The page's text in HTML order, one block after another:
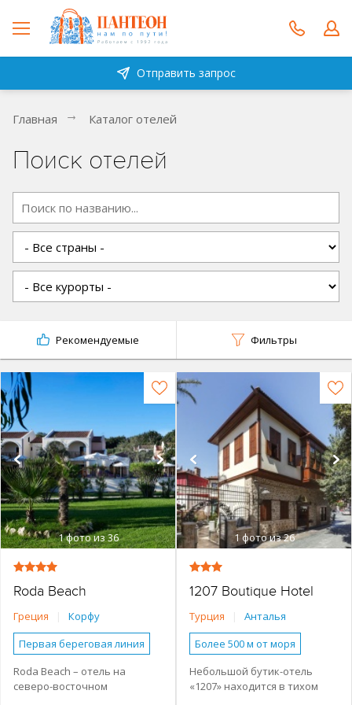
Отправить запрос
Главная Каталог отелей
Поиск отелей
Рекомендуемые Фильтры
1фото из 36
Roda Beach
Греция
Корфу
Первая береговая линия
До 100 м от моря
Наличие туристической
Roda Beach – отель на
северо-восточном
1 фото из 26
1207 Boutique Hotel
Турция
Анталья
Более 500 м от моря
Наличие туристической
инфраструктуры рядом
Небольшой бутик-отель
«1207» находится в тихом